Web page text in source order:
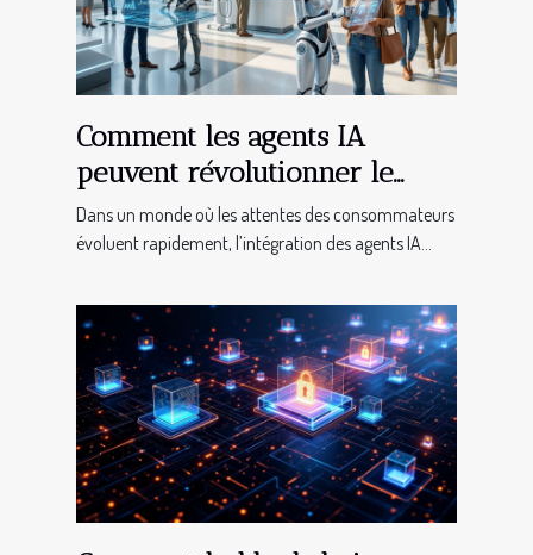
Comment les agents IA
peuvent révolutionner le
service client dans divers
secteurs ?
Dans un monde où les attentes des consommateurs
évoluent rapidement, l’intégration des agents IA...